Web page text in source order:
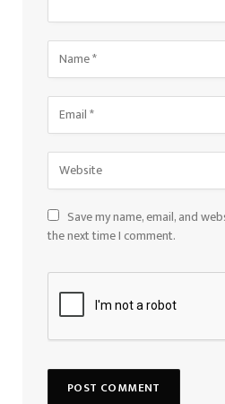
Save my name, email, and
the next time I comment.